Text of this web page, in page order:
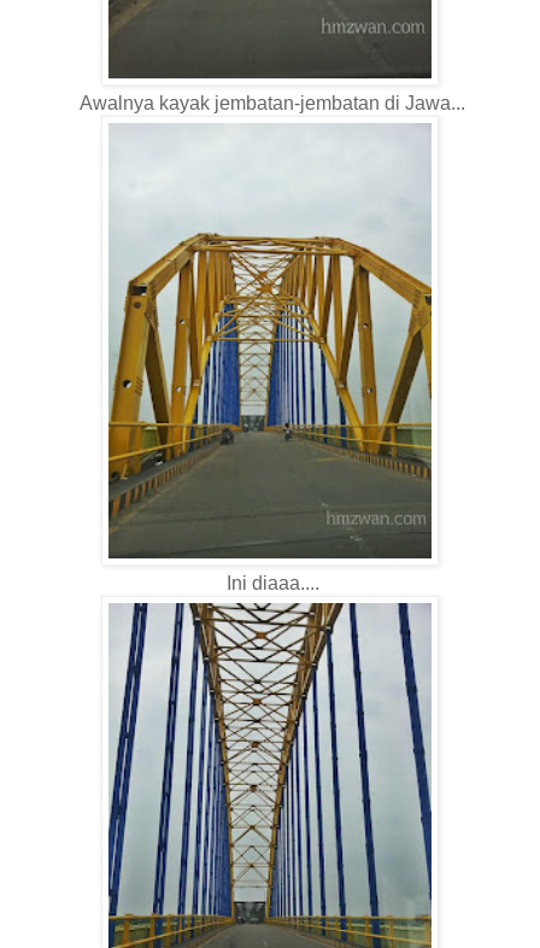
Awalnya kayak jembatan-jembatan di Jawa...
Ini diaaa....